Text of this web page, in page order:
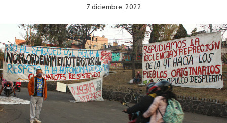
7 diciembre, 2022